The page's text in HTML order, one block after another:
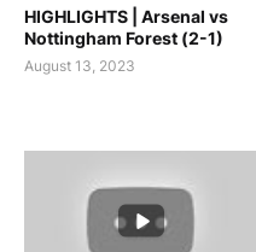
HIGHLIGHTS | Arsenal vs
Nottingham Forest (2-1)
August 13, 2023